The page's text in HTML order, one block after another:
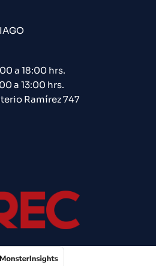
a 18:00 hrs.
a 13:00 hrs.
Ramírez 747​